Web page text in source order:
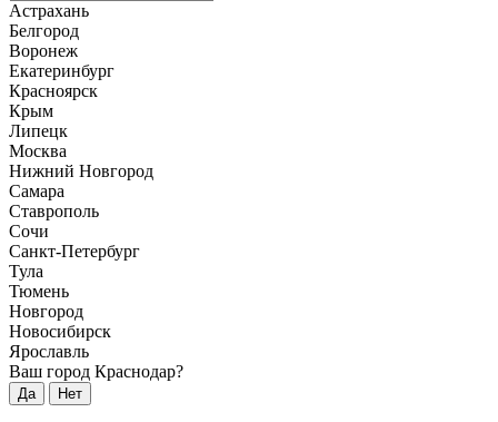
Астрахань
Белгород
Воронеж
Екатеринбург
Красноярск
Крым
Липецк
Москва
Нижний Новгород
Самара
Ставрополь
Сочи
Санкт-Петербург
Тула
Тюмень
Новгород
Новосибирск
Ярославль
Ваш город Краснодар?
Да Нет